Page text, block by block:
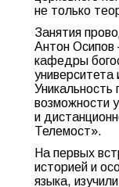
не только
Занятия
Антон Осипов
кафедры
университета
Уникальность
возможности
и
Телемост».
На первых
историей и
языка,